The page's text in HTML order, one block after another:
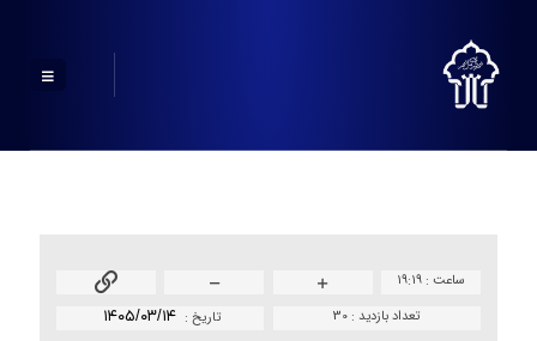
ساعت : ۱۹:۱۹
تاريخ : ۱۴۰۵/۰۳/۱۴ تعداد بازدید : 30